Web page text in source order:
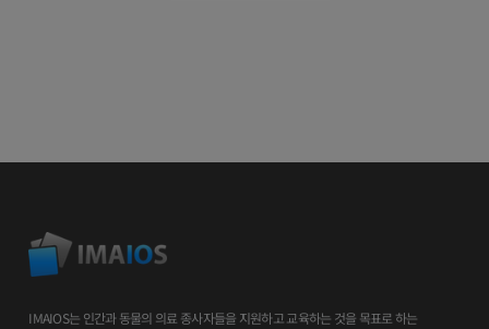
IMAIOS는 인간과 동물의 의료 종사자들을 지원하고 교육하는 것을 목표로 하는